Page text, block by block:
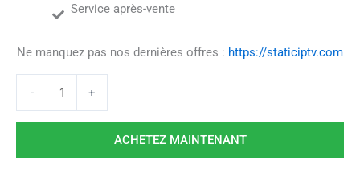
Service après-vente
Ne manquez pas nos dernières offres : https://staticiptv.com
- +
ACHETEZ MAINTENANT